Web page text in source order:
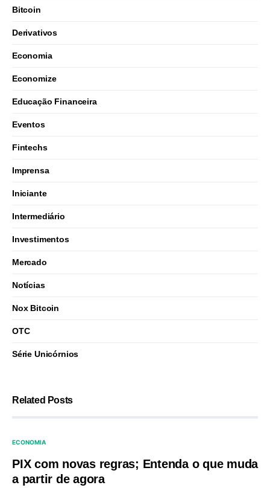
Bitcoin
Derivativos
Economia
Economize
Educação Financeira
Eventos
Fintechs
Imprensa
Iniciante
Intermediário
Investimentos
Mercado
Notícias
Nox Bitcoin
OTC
Série Unicórnios
Related Posts
ECONOMIA
PIX com novas regras; Entenda o que muda
a partir de agora